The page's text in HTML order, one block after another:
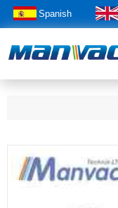
Spanish